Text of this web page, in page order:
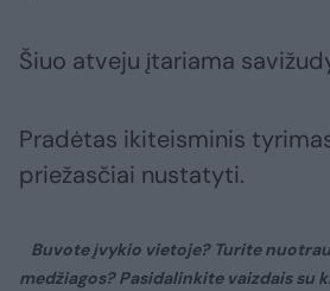
Šiuo atveju įtariama
Pradėtas ikiteisminis
priežasčiai nustatyti.
Buvote įvykio vietoje? Turite
medžiagos? Pasidalinkite vaizdais su